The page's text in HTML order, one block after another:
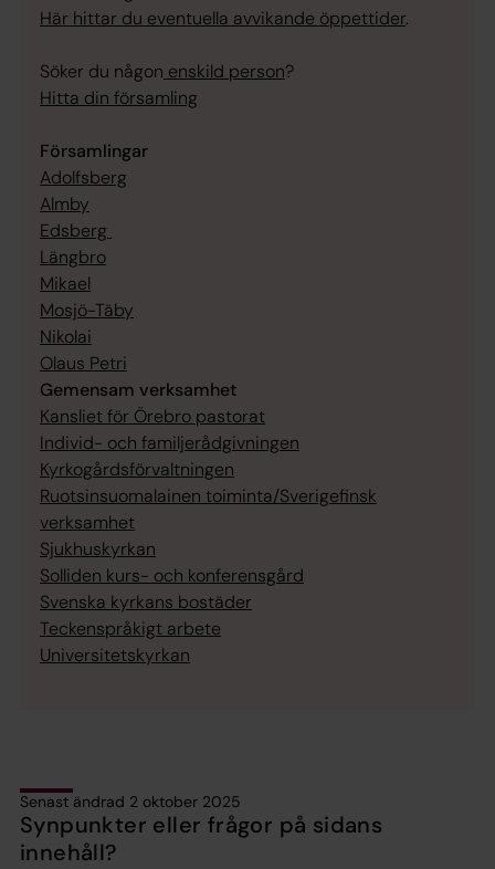
Här hittar du eventuella avvikande öppettider.
Söker du någon enskild person?
Hitta din församling
Församlingar
Adolfsberg
Almby
Edsberg
Längbro
Mikael
Mosjö-Täby
Nikolai
Olaus Petri
Gemensam verksamhet
Kansliet för Örebro pastorat
Individ- och familjerådgivningen
Kyrkogårdsförvaltningen
Ruotsinsuomalainen toiminta/Sverigefinsk
verksamhet
Sjukhuskyrkan
Solliden kurs- och konferensgård
Svenska kyrkans bostäder
Teckenspråkigt arbete
Universitetskyrkan
Senast ändrad 2 oktober 2025
Synpunkter eller frågor på sidans
innehåll?